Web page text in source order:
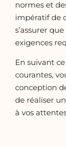
normes et
impératif de
s’assurer
exigences
En suivant
courantes,
conception
de réaliser
à vos